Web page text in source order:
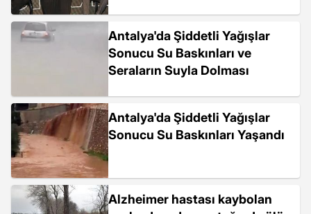
Antalya'da Şiddetli Yağışlar
Sonucu Su Baskınları ve
Seraların Suyla Dolması
Antalya'da Şiddetli Yağışlar
Sonucu Su Baskınları Yaşandı
Alzheimer hastası kaybolan